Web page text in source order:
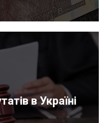
в Україні